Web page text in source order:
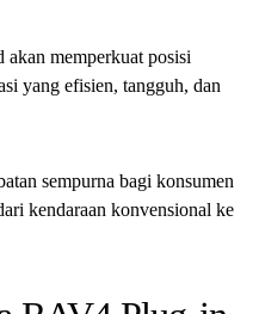
memperkuat posisi
yang efisien, tangguh, dan
sempurna bagi konsumen
kendaraan konvensional ke